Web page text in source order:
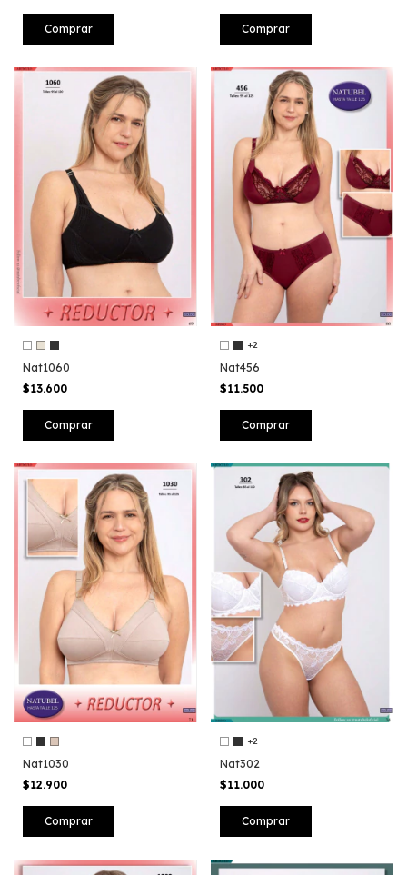
Comprar Comprar
Nat1060
$13.600
Comprar
+2
Nat456
$11.500
Comprar
Nat1030
$12.900
Comprar
+2
Nat302
$11.000
Comprar